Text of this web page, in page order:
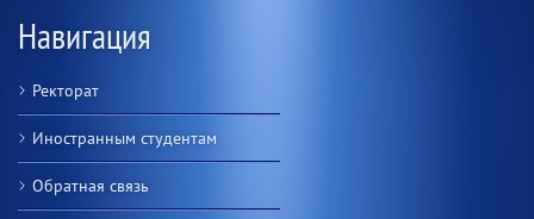
Навигация
Ректорат
Иностранным студентам
Обратная связь